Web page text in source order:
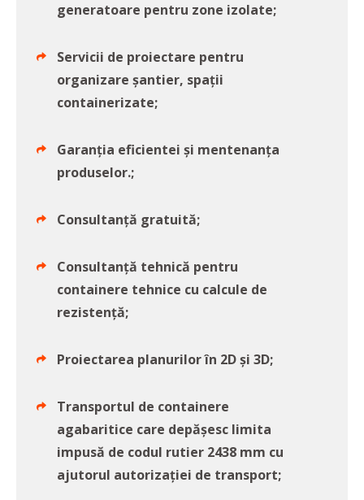
generatoare pentru zone izolate;
Servicii de proiectare pentru
organizare șantier, spații
containerizate;
Garanția eficientei și mentenanța
produselor.;
Consultanță gratuită;
Consultanță tehnică pentru
containere tehnice cu calcule de
rezistență;
Proiectarea planurilor în 2D și 3D;
Transportul de containere
agabaritice care depășesc limita
impusă de codul rutier 2438 mm cu
ajutorul autorizației de transport;